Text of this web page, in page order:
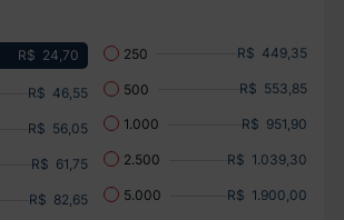
R$ 24,70
R$ 46,55
R$ 56,05
R$ 61,75
R$ 82,65
250 R$ 449,35
500 R$ 553,85
1.000 R$ 951,90
2.500 R$ 1.039,30
5.000 R$ 1.900,00